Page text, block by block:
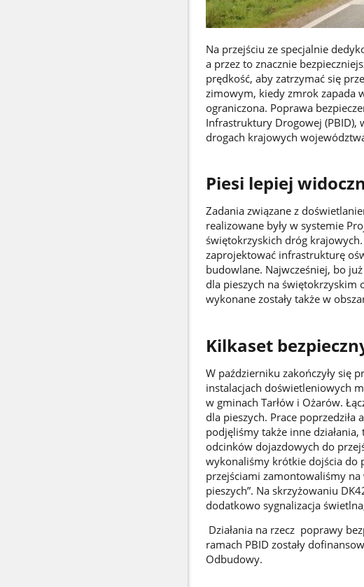
Na przejściu ze specjalnie
a przez to znacznie
prędkość, aby zatrzymać się
zimowym, kiedy zmrok zapada
ograniczona. Poprawa
Infrastruktury Drogowej (PBID),
drogach krajowych
Piesi lepiej
Zadania związane z
realizowane były w systemie
świętokrzyskich dróg
zaprojektować infrastrukturę
budowlane. Najwcześniej, bo
dla pieszych na
wykonane zostały także w
Kilkaset
W październiku zakończyły się
instalacjach doświetleniowych
w gminach Tarłów i Ożarów.
dla pieszych. Prace
podjęliśmy także inne
odcinków dojazdowych do
wykonaliśmy krótkie dojścia do
przejściami zamontowaliśmy na
pieszych”. Na skrzyżowaniu
dodatkowo sygnalizacja
Działania na rzecz poprawy
ramach PBID zostały
Odbudowy.